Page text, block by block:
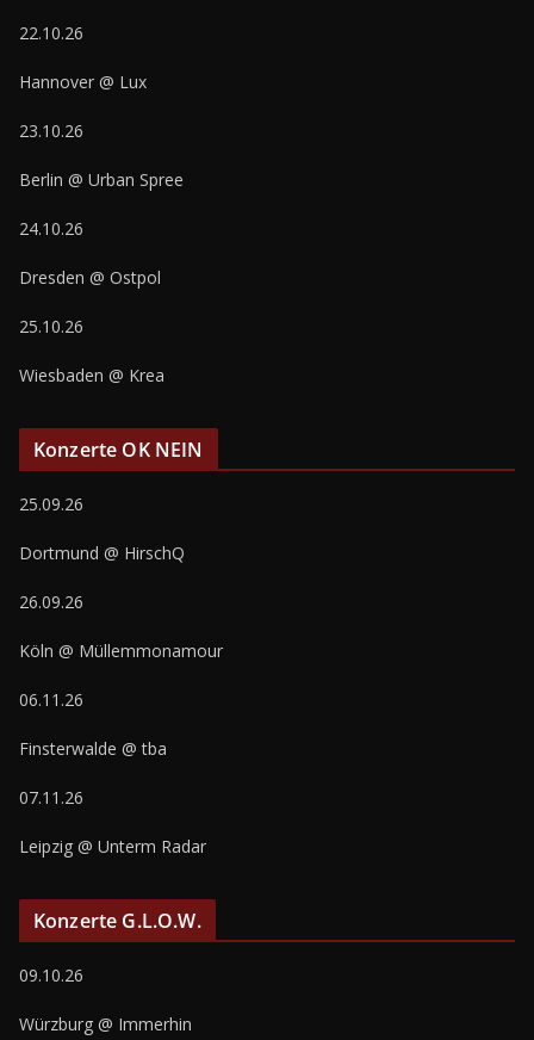
22.10.26
Hannover @ Lux
23.10.26
Berlin @ Urban Spree
24.10.26
Dresden @ Ostpol
25.10.26
Wiesbaden @ Krea
Konzerte OK NEIN
25.09.26
Dortmund @ HirschQ
26.09.26
Köln @ Müllemmonamour
06.11.26
Finsterwalde @ tba
07.11.26
Leipzig @ Unterm Radar
Konzerte G.L.O.W.
09.10.26
Würzburg @ Immerhin